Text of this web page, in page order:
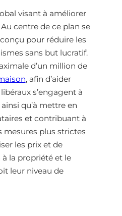
visant à améliorer
centre de ce plan se
pour réduire les
sans but lucratif.
d’un million de
, afin d’aider
s’engagent à
qu’à mettre en
et contribuant à
mesures plus strictes
les prix et de
la propriété et le
leur niveau de